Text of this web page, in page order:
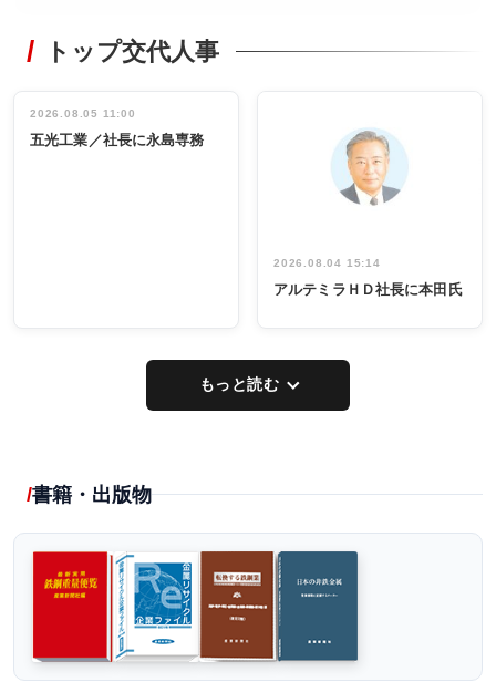
非鉄業界で
インタビュ
ー／社内ア
タックトレー
祝う 業界関
係者ら220人
出席
トップ交代人事
2026.08.05 11:00
五光工業／社長に永島専務
2026.08.04 15:14
アルテミラＨＤ社長に本田氏
もっと読む
書籍・出版物